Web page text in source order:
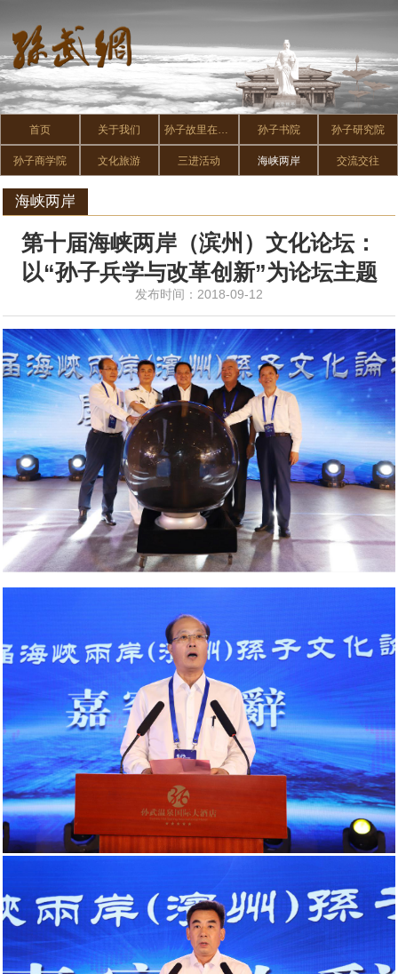
首页 关于我们 孙子故里在惠民 孙子书院 孙子研究院
孙子商学院 文化旅游 三进活动 海峡两岸 交流交往
海峡两岸
第十届海峡两岸（滨州）文化论坛：
以“孙子兵学与改革创新”为论坛主题
发布时间：2018-09-12